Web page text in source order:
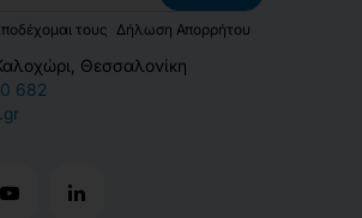
τους Δήλωση Απορρήτου
Θεσσαλονίκη
682